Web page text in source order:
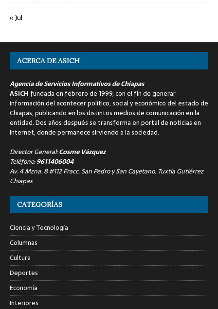
« Jul
ACERCA DE ASICH
Agencia de Servicios Informativos de Chiapas
ASICH fundada en febrero de 1999, con el fin de generar
información del acontecer político, social y económico del estado de
Chiapas, publicando en los distintos medios de comunicación en la
entidad. Dos años después se transforma en portal de noticias en
internet, donde permanece sirviendo a la sociedad.
Director General:Cosme Vázquez
Teléfono:9611406004
Av. 4 Mzna. 8 #112 Fracc. San Pedro y San Cayetano, Tuxtla Gutiérrez
Chiapas
CATEGORÍAS
Ciencia y Tecnología
Columnas
Cultura
Deportes
Economía
Interiores